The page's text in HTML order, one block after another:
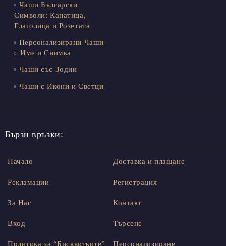
Чаши Български
Символи: Канатица,
Глаголица и Розетата
Персонализирани Чаши
с Име и Снимка
Чаши със Зодии
Чаши с Икони и Светци
Бързи връзки:
Начало
Рекламации
За Нас
Вход
Доставка и плащане
Регистрация
Контакт
Търсене
Политика за “Бисквитките” Персонализиране